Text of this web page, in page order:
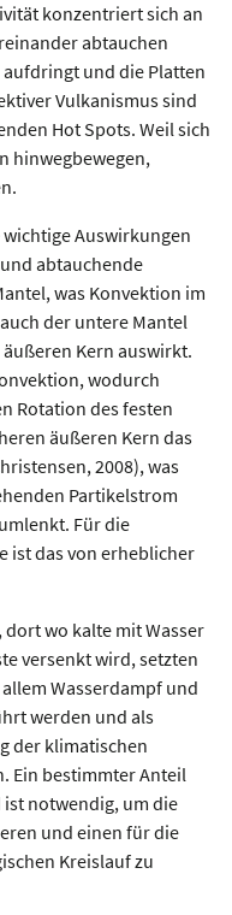
konzentriert sich an
abtauchen
und die Platten
Vulkanismus sind
Hot Spots. Weil sich
hinwegbewegen,
Auswirkungen
abtauchende
was Konvektion im
der untere Mantel
Kern auswirkt.
wodurch
Rotation des festen
äußeren Kern das
2008), was
Partikelstrom
Für die
ist das von erheblicher
wo kalte mit Wasser
versenkt wird, setzten
Wasserdampf und
werden und als
der klimatischen
Ein bestimmter Anteil
notwendig, um die
und einen für die
Kreislauf zu